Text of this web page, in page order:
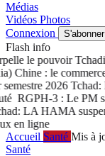
Médias
Vidéos Photos
Connexion
S'abonner
Flash info
le pouvoir
: le commerce
2026Tchad:
RGPH-3 : Le PM
LA HAMA
en ligne
Accueil Santé Mis à
Santé